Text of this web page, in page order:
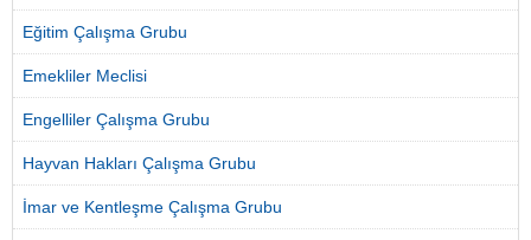
Eğitim Çalışma Grubu
Emekliler Meclisi
Engelliler Çalışma Grubu
Hayvan Hakları Çalışma Grubu
İmar ve Kentleşme Çalışma Grubu